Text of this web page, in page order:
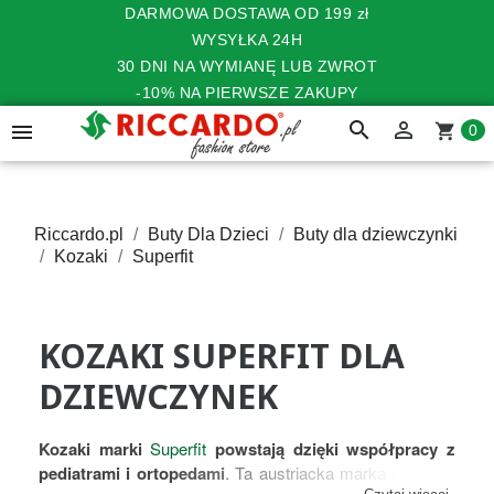
DARMOWA DOSTAWA OD 199 zł
WYSYŁKA 24H
30 DNI NA WYMIANĘ LUB ZWROT
-10% NA PIERWSZE ZAKUPY
 search  shopping_cart 0
Riccardo.pl Buty Dla Dzieci
Buty dla dziewczynki
Kozaki
Superfit
KOZAKI SUPERFIT DLA
DZIEWCZYNEK
Kozaki markiSuperfit powstają dzięki współpracy z
pediatrami i ortopedami. Ta austriacka marka od 70 lat